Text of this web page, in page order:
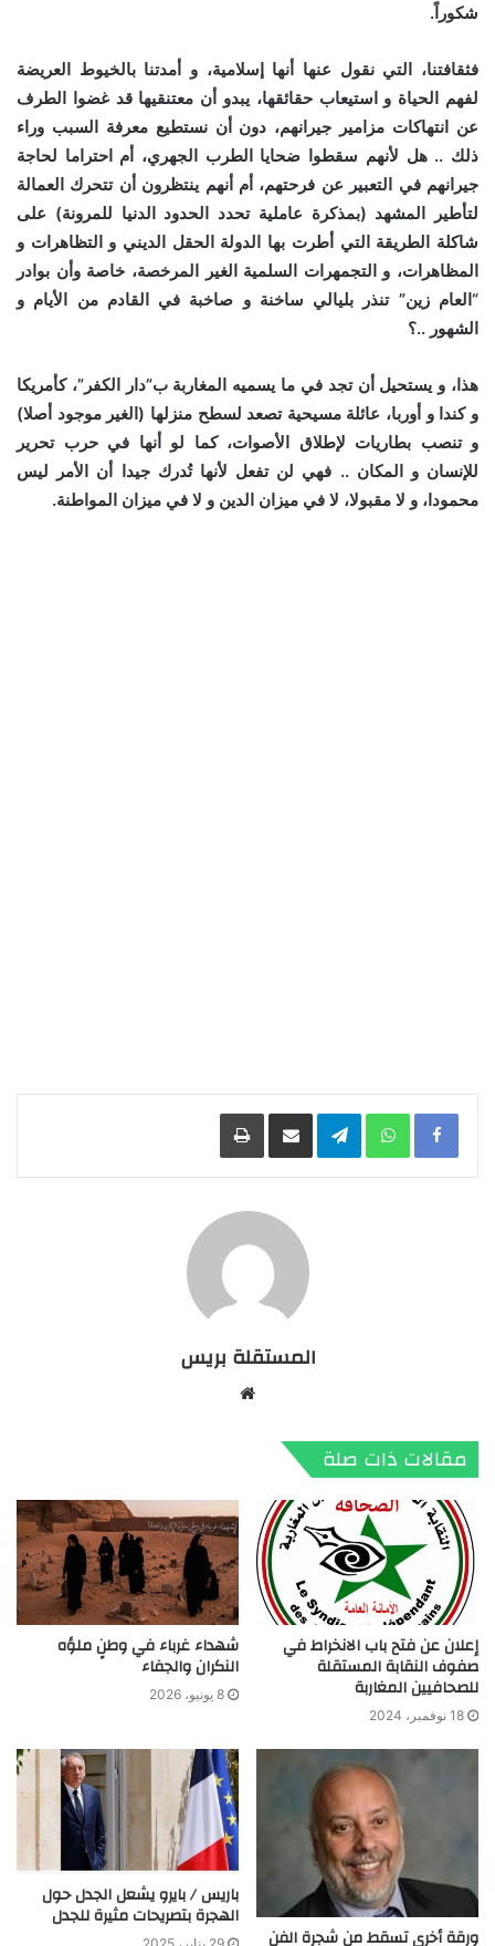
شكوراً.
فثقافتنا، التي نقول عنها أنها إسلامية، و أمدتنا بالخيوط العريضة
لفهم الحياة و استيعاب حقائقها، يبدو أن معتنقيها قد غضوا الطرف
عن انتهاكات مزامير جيرانهم، دون أن نستطيع معرفة السبب وراء
ذلك .. هل لأنهم سقطوا ضحايا الطرب الجهري، أم احتراما لحاجة
جيرانهم في التعبير عن فرحتهم، أم أنهم ينتظرون أن تتحرك العمالة
لتأطير المشهد (بمذكرة عاملية تحدد الحدود الدنيا للمرونة) على
شاكلة الطريقة التي أطرت بها الدولة الحقل الديني و التظاهرات و
المظاهرات، و التجمهرات السلمية الغير المرخصة، خاصة وأن بوادر
“العام زين” تنذر بليالي ساخنة و صاخبة في القادم من الأيام و
الشهور ..؟
هذا، و يستحيل أن تجد في ما يسميه المغاربة ب”دار الكفر”، كأمريكا
و كندا و أوربا، عائلة مسيحية تصعد لسطح منزلها (الغير موجود أصلا)
و تنصب بطاريات لإطلاق الأصوات، كما لو أنها في حرب تحرير
للإنسان و المكان .. فهي لن تفعل لأنها تُدرك جيدا أن الأمر ليس
محمودا، و لا مقبولا، لا في ميزان الدين و لا في ميزان المواطنة.
Facebook
WhatsApp
Telegramمشاركة عبر البريد طباعة
المستقلة بريس
مقالات ذات صلة
إعلان عن فتح باب الانخراط في
صفوف النقابة المستقلة
للصحافيين المغاربة
18 نوفمبر، 2024
شهداء غرباء في وطنٍ ملؤه
النكران والجفاء
8 يونيو، 2026
ورقة أخرى تسقط من شجرة الفن
باريس / بايرو يشعل الجدل حول
الهجرة بتصريحات مثيرة للجدل